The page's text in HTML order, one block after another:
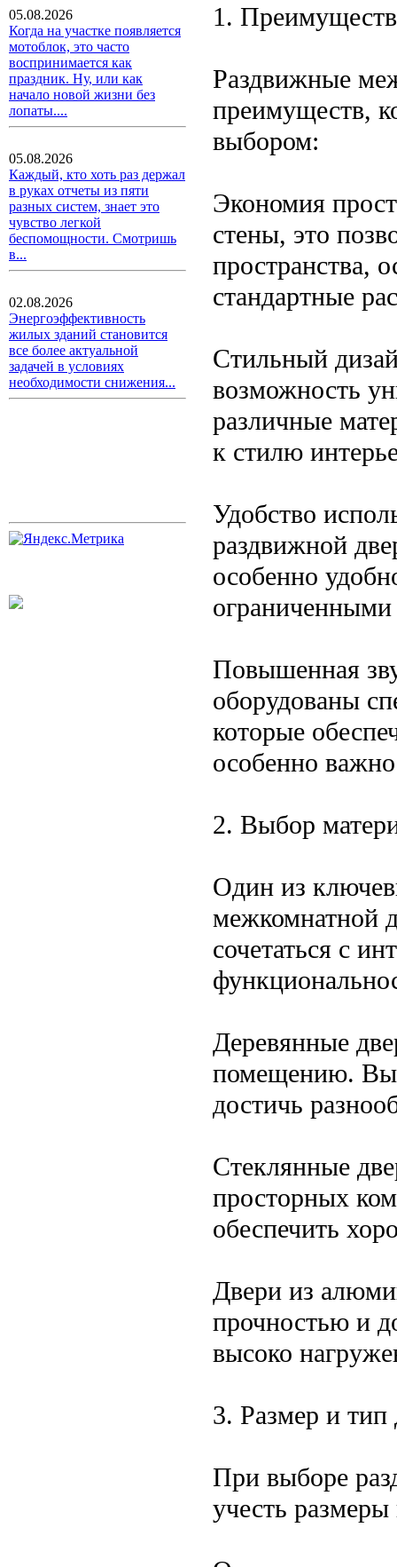
05.08.2026
Когда на участке появляется
мотоблок, это часто
воспринимается как
праздник. Ну, или как
начало новой жизни без
лопаты....
05.08.2026
Каждый, кто хоть раз держал
в руках отчеты из пяти
разных систем, знает это
чувство легкой
беспомощности. Смотришь
в...
02.08.2026
Энергоэффективность
жилых зданий становится
все более актуальной
задачей в условиях
необходимости снижения...
1.
Раздвижные
преимуществ,
выбором:
Экономия
стены, это
пространства,
стандартные
Стильный
возможность
различные
к стилю
Удобство
раздвижной
особенно
Повышенная
оборудованы
которые
особенно
2. Выбор
Один из
межкомнатной
сочетаться с
Деревянные
помещению.
достичь
Стеклянные
просторных
обеспечить
Двери из
прочностью и
высоко
3. Размер и тип
При выборе
учесть